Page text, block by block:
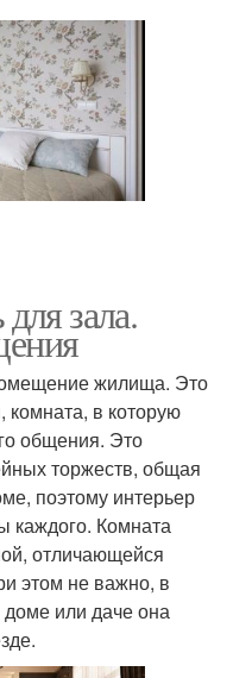
зала.
жилища. Это
комната, в которую
общения. Это
торжеств, общая
поэтому интерьер
каждого. Комната
отличающейся
этом не важно, в
доме или даче она